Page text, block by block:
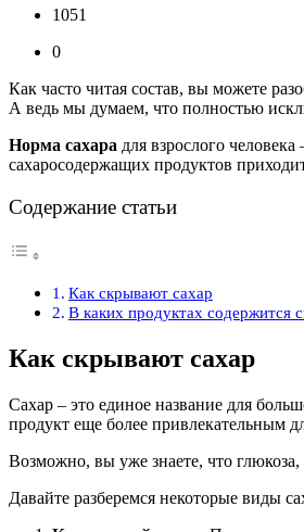
1051
0
Как часто читая состав, вы можете
А ведь мы думаем, что полностью
Норма сахара для взрослого
сахаросодержащих продуктов
Содержание статьи
Как скрывают сахар
В каких продуктах содержится
Как скрывают сахар
Сахар – это единое название для
продукт еще более привлекательным
Возможно, вы уже знаете, что глюкоза,
Давайте разберемся некоторые виды